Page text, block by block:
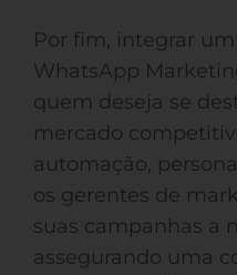
Por fim, integrar
WhatsApp
quem deseja se
mercado
automação,
os gerentes de
suas campanhas a
assegurando uma